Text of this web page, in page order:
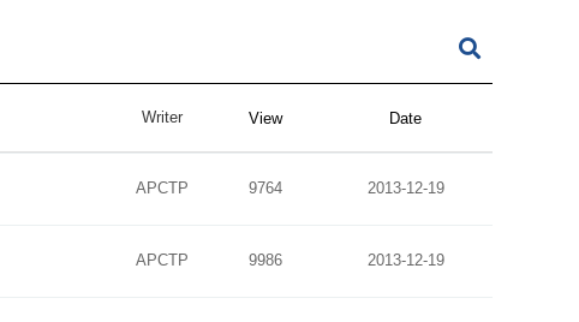
Writer View Date
APCTP 9764 2013-12-19
APCTP 9986 2013-12-19